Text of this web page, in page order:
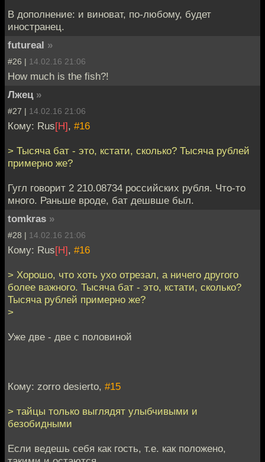
В дополнение: и виноват, по-любому, будет
иностранец.
futureal »
#26 | 14.02.16 21:06
How much is the fish?!
Лжец »
#27 | 14.02.16 21:06
Кому: Rus[H], #16
> Тысяча бат - это, кстати, сколько? Тысяча рублей
примерно же?
Гугл говорит 2 210.08734 российских рубля. Что-то
много. Раньше вроде, бат дешвше был.
tomkras »
#28 | 14.02.16 21:06
Кому: Rus[H], #16
> Хорошо, что хоть ухо отрезал, а ничего другого
более важного. Тысяча бат - это, кстати, сколько?
Тысяча рублей примерно же?
>
Уже две - две с половиной
Кому: zorro desierto, #15
> тайцы только выглядят улыбчивыми и
безобидными
Если ведешь себя как гость, т.е. как положено,